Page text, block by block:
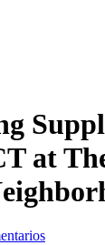
at